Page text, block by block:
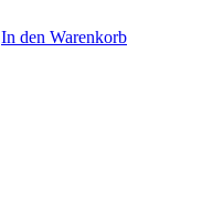
In den Warenkorb